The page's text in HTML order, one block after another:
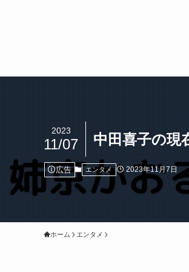
中田喜子の現
2023
11/07
広告 エンタメ 2023年11月7日
ホーム エンタメ